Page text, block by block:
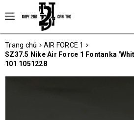
Trang chủ
AIR FORCE 1
SZ37.5 Nike Air Force 1 Fontanka
101 1051228